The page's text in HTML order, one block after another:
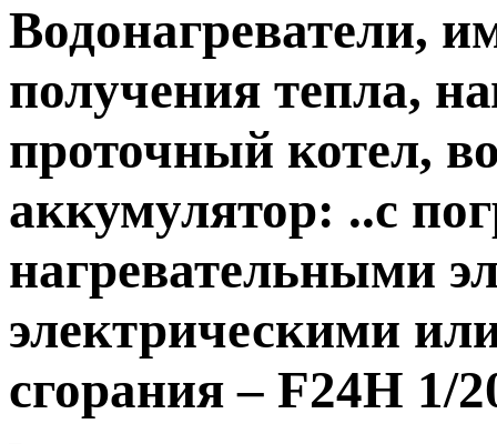
Водонагреватели,
получения тепла,
проточный котел,
аккумулятор: ..с
нагревательными
электрическими
сгорания – F24H 1/